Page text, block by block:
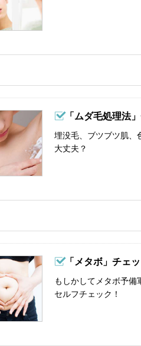
「ムダ毛処理法
埋没毛、ブツブツ肌
大丈夫？
「メタボ」チェ
もしかしてメタボ予備
セルフチェック！